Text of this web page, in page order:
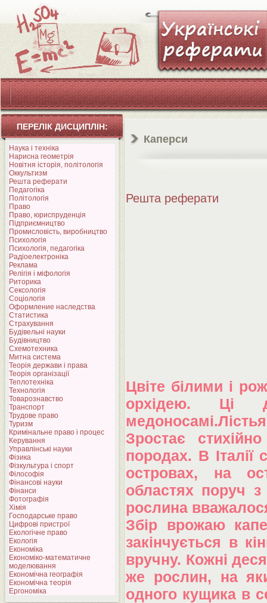
ПЕРЕЛІК ДИСЦИПЛІН:
Наука і техніка
Нарисна геометрія
Новітня історія, політологія
Оккультизм
Решта реферати
Педагогіка
Політологія
Право
Право, юриспруденція
Підприємництво
Промисловість, виробництво
Психологія
Психологія, педагогіка
Радіоелектроніка
Реклама
Релігія і міфологія
Риторика
Сексологія
Соціологія
Оформление наследства
Статистика
Страхування
Будівельні науки
Будівництво
Схемотехника
Митна система
Теорія держави і права
Теорія організації
Теплотехніка
Технологія
Товарознавство
Транспорт
Трудове право
Туризм
Кримінальне право і процес
Керування
Управлінські науки
Фізика
Фізкультура і спорт
Філософія
Фінансові науки
Фінанси
Фотографія
Хімія
Господарське право
Цифрові пристрої
Екологічне право
Екологія
Економіка
Економіко-математичне
моделювання
Економічна географія
Економічна теорія
Ергономіка
Каперси
Решта реферати
Цвіте білими і
орхідею. Ці
Зростає
породах. В Італії
островах, на
областях поруч
рослина
Збір врожаю
закінчується в
вручну. Кожні
же рослин, на
одного кущика в